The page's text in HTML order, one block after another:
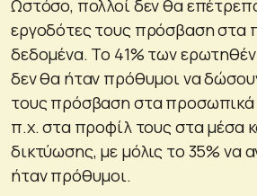
Ωστόσο, πολλοί δεν θα
εργοδότες τους πρόσβαση στα
δεδομένα. Το 41% των
δεν θα ήταν πρόθυμοι να
τους πρόσβαση στα προσωπικά
π.χ. στα προφίλ τους στα μέσα
δικτύωσης, με μόλις το 35% να
ήταν πρόθυμοι.